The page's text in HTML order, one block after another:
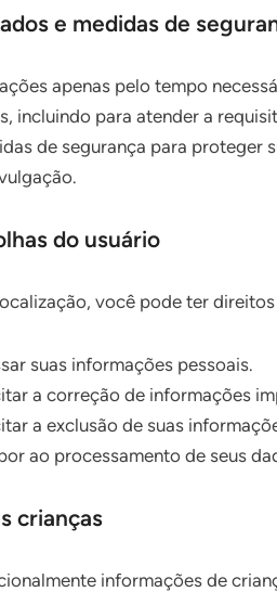
e medidas de
apenas pelo tempo
incluindo para atender a
de segurança para proteger
do usuário
você pode ter
suas informações pessoais.
a correção de informações
a exclusão de suas
ao processamento de seus
crianças
informações de